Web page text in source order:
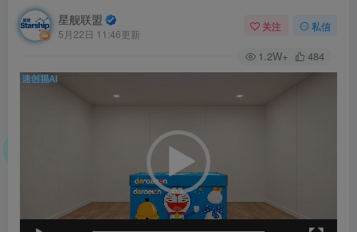
星舰联盟
5月22日 11:46更新
关注 私信
1.2W+ 484
视